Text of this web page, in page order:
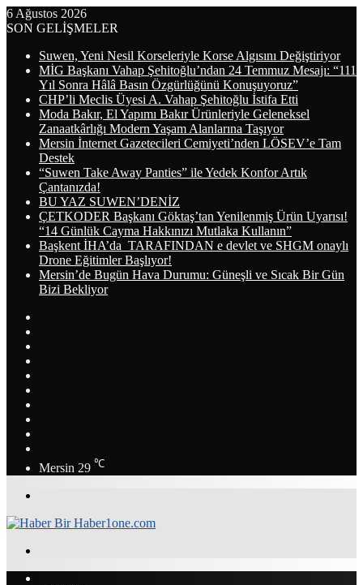
6 Ağustos 2026
SON GELİŞMELER
Suwen, Yeni Nesil Korseleriyle Korse Algısını Değiştiriyor
MİG Başkanı Vahap Şehitoğlu’ndan 24 Temmuz Mesajı: “111
Yıl Sonra Hâlâ Basın Özgürlüğünü Konuşuyoruz”
CHP’li Meclis Üyesi A. Vahap Şehitoğlu İstifa Etti
Moda Bakır, El Yapımı Bakır Ürünleriyle Geleneksel
Zanaatkârlığı Modern Yaşam Alanlarına Taşıyor
Mersin İnternet Gazetecileri Cemiyeti’nden LÖSEV’e Tam
Destek
“Suwen Take Away Panties” ile Yedek Konfor Artık
Çantanızda!
BU YAZ SUWEN’DENİZ
ÇETKODER Başkanı Göktaş’tan Yenilenmiş Ürün Uyarısı!
“14 Günlük Cayma Hakkınızı Mutlaka Kullanın”
Başkent İHA’da TARAFINDAN e devlet ve SHGM onaylı
Drone Eğitimler Başlıyor!
Mersin’de Bugün Hava Durumu: Güneşli ve Sıcak Bir Gün
Bizi Bekliyor
Mersin 29 ℃